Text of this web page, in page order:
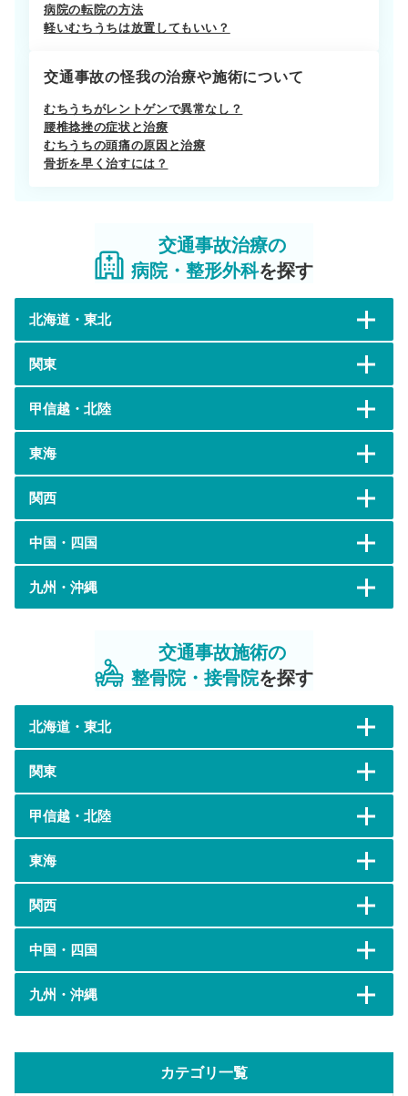
病院の転院の方法
軽いむちうちは放置してもいい？
交通事故の怪我の治療や施術について
むちうちがレントゲンで異常なし？
腰椎捻挫の症状と治療
むちうちの頭痛の原因と治療
骨折を早く治すには？
交通事故治療の
病院・整形外科を探す
北海道・東北
関東
甲信越・北陸
東海
関西
中国・四国
九州・沖縄
交通事故施術の
整骨院・接骨院を探す
北海道・東北
関東
甲信越・北陸
東海
関西
中国・四国
九州・沖縄
カテゴリ一覧